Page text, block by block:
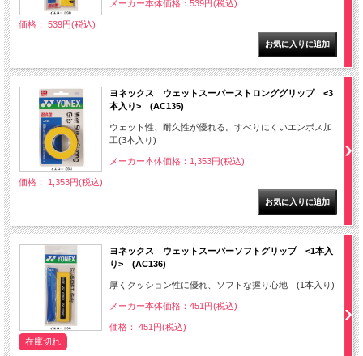
メーカー本体価格：539円(税込)
価格： 539円(税込)
ヨネックス ウェットスーパーストロンググリップ <3
本入り> (AC135)
ウェット性、耐久性が優れる。すべりにくいエンボス加
工(3本入り)
メーカー本体価格：1,353円(税込)
価格： 1,353円(税込)
ヨネックス ウェットスーパーソフトグリップ <1本入
り> (AC136)
厚くクッション性に優れ、ソフトな握り心地 (1本入り)
メーカー本体価格：451円(税込)
価格： 451円(税込)
在庫切れ